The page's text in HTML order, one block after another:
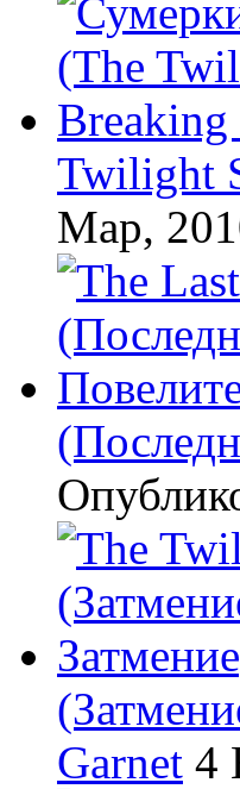
Twilight
Мар,
Garnet 4